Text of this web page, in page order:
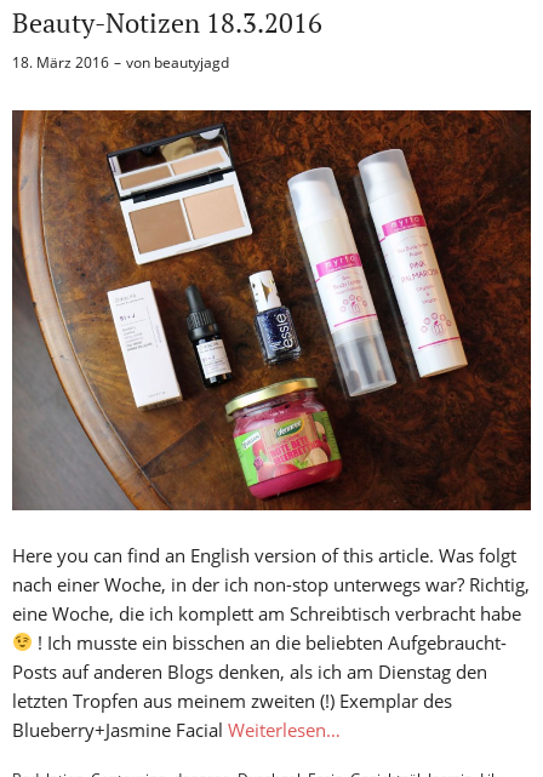
Beauty-Notizen 18.3.2016
18. März 2016 von beautyjagd
Here you can find an English version of this article. Was folgt
nach einer Woche, in der ich non-stop unterwegs war? Richtig,
eine Woche, die ich komplett am Schreibtisch verbracht habe
! Ich musste ein bisschen an die beliebten Aufgebraucht-
Posts auf anderen Blogs denken, als ich am Dienstag den
letzten Tropfen aus meinem zweiten (!) Exemplar des
Blueberry+Jasmine Facial Weiterlesen…